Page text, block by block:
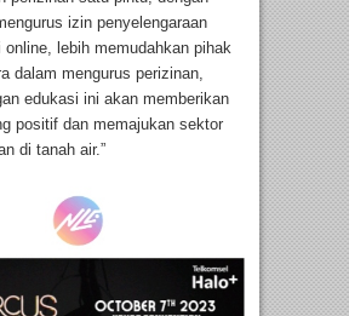
izin penyelengaraan
online, lebih memudahkan pihak
dalam mengurus perizinan,
edukasi ini akan memberikan
positif dan memajukan sektor
di tanah air.”